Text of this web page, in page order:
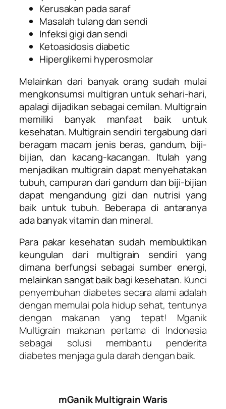
Kerusakan pada saraf
Masalah tulang dan sendi
Infeksi gigi dan sendi
Ketoasidosis diabetic
Hiperglikemi hyperosmolar
Melainkan dari banyak orang sudah mulai
mengkonsumsi multigran untuk sehari-hari,
apalagi dijadikan sebagai cemilan. Multigrain
memiliki banyak manfaat baik untuk
kesehatan. Multigrain sendiri tergabung dari
beragam macam jenis beras, gandum, biji-
bijian, dan kacang-kacangan. Itulah yang
menjadikan multigrain dapat menyehatakan
tubuh, campuran dari gandum dan biji-bijian
dapat mengandung gizi dan nutrisi yang
baik untuk tubuh. Beberapa di antaranya
ada banyak vitamin dan mineral.
Para pakar kesehatan sudah membuktikan
keungulan dari multigrain sendiri yang
dimana berfungsi sebagai sumber energi,
melainkan sangat baik bagi kesehatan. Kunci
penyembuhan diabetes secara alami adalah
dengan memulai pola hidup sehat, tentunya
dengan makanan yang tepat! Mganik
Multigrain makanan pertama di Indonesia
sebagai solusi membantu penderita
diabetes menjaga gula darah dengan baik.
mGanik Multigrain Waris